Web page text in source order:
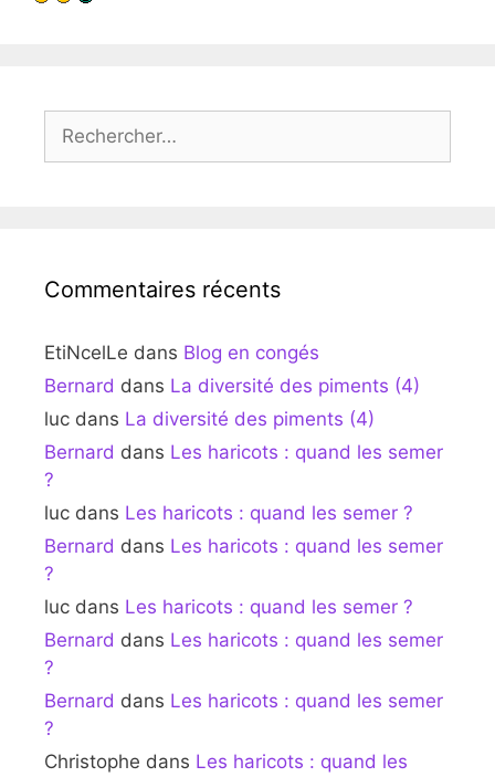
Rechercher :
Commentaires récents
EtiNcelLe dans Blog en congés
Bernard dans La diversité des piments (4)
luc dans La diversité des piments (4)
Bernard dans Les haricots : quand les semer
?
luc dans Les haricots : quand les semer ?
Bernard dans Les haricots : quand les semer
?
luc dans Les haricots : quand les semer ?
Bernard dans Les haricots : quand les semer
?
Bernard dans Les haricots : quand les semer
?
Christophe dans Les haricots : quand les